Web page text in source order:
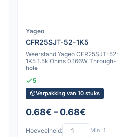
Yageo
CFR25SJT-52-1K5
Weerstand Yageo CFR25SJT-52-
1K5 1.5k Ohms 0.166W Through-
hole
5
Verpakking van 10 stuks
0.68€ – 0.68€
Hoeveelheid: Min: 1